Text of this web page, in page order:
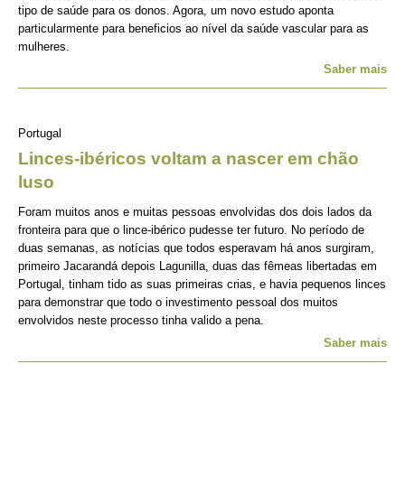
tipo de saúde para os donos. Agora, um novo estudo aponta
particularmente para beneficios ao nível da saúde vascular para as
mulheres.
Saber mais
Portugal
Linces-ibéricos voltam a nascer em chão
luso
Foram muitos anos e muitas pessoas envolvidas dos dois lados da
fronteira para que o lince-ibérico pudesse ter futuro. No período de
duas semanas, as notícias que todos esperavam há anos surgiram,
primeiro Jacarandá depois Lagunilla, duas das fêmeas libertadas em
Portugal, tinham tido as suas primeiras crias, e havia pequenos linces
para demonstrar que todo o investimento pessoal dos muitos
envolvidos neste processo tinha valido a pena.
Saber mais